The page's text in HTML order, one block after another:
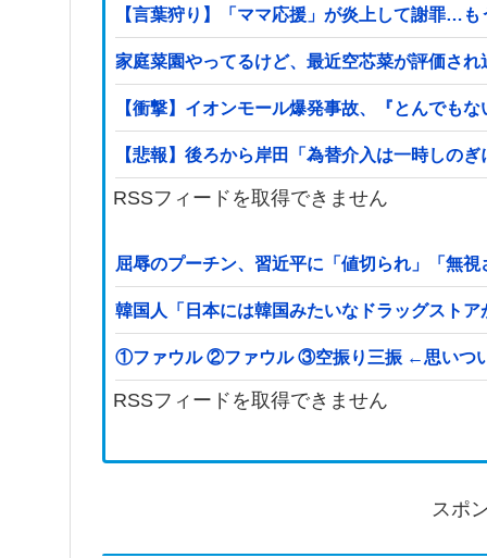
【言葉狩り】「ママ応援」が炎上して謝罪…も
家庭菜園やってるけど、最近空芯菜が評価さ
【衝撃】イオンモール爆発事故、『とんでも
【悲報】後ろから岸田「為替介入は一時しの
RSSフィードを取得できません
屈辱のプーチン、習近平に「値切られ」「無
韓国人「日本には韓国みたいなドラッグスト
①ファウル ②ファウル ③空振り三振 ←
RSSフィードを取得できません
スポ